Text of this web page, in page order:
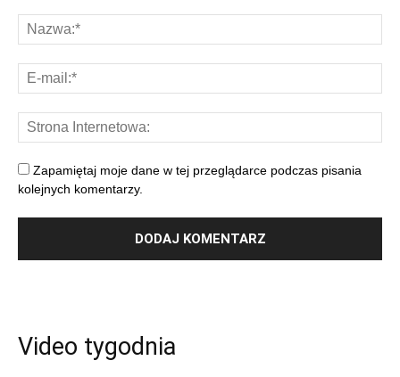
Zapamiętaj moje dane w tej przeglądarce podczas pisania
kolejnych komentarzy.
Video tygodnia